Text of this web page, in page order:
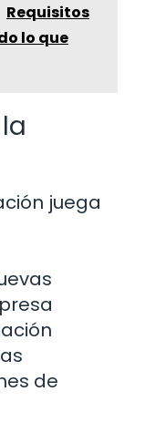
Requisitos
lo que
juega
de